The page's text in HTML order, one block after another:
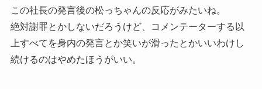
この社長の発言後の松っちゃんの反応がみたいね。
絶対謝罪とかしないだろうけど、コメンテーターする以
上すべてを身内の発言とか笑いが滑ったとかいいわけし
続けるのはやめたほうがいい。